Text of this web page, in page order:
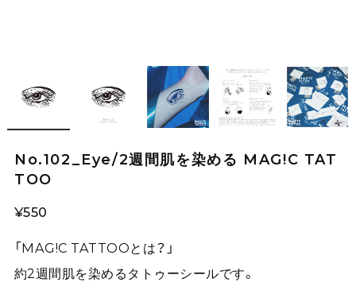
No.102_Eye/2週間肌を染める MAG!C TAT
TOO
¥550
「MAG!C TATTOOとは？」
約2週間肌を染めるタトゥーシールです。